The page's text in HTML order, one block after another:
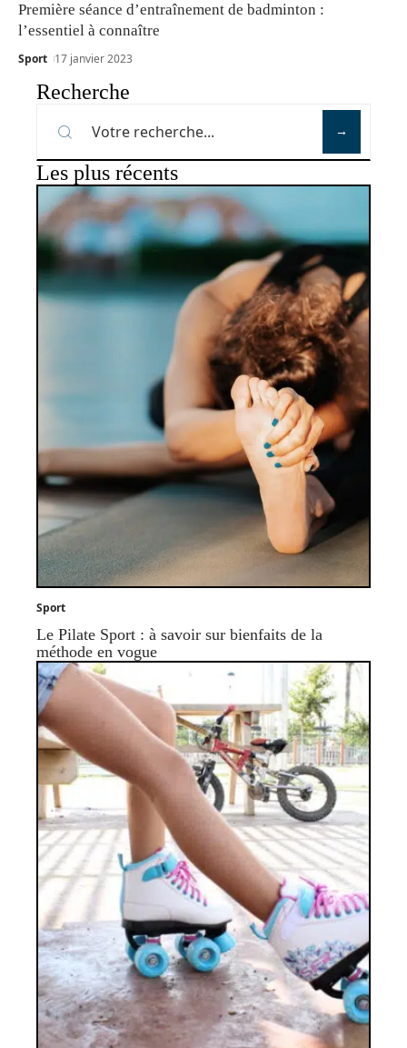
Première séance d’entraînement de badminton :
l’essentiel à connaître
Sport 17 janvier 2023
Recherche
Les plus récents
Sport
Le Pilate Sport : à savoir sur bienfaits de la
méthode en vogue